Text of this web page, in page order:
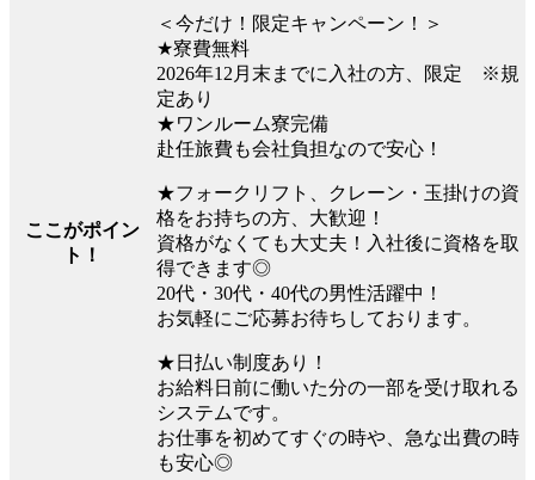
ここがポイン
ト！
＜今だけ！限定キャンペーン！＞
★寮費無料
2026年12月末までに入社の方、限定 ※規
定あり
★ワンルーム寮完備
赴任旅費も会社負担なので安心！
★フォークリフト、クレーン・玉掛けの資
格をお持ちの方、大歓迎！
資格がなくても大丈夫！入社後に資格を取
得できます◎
20代・30代・40代の男性活躍中！
お気軽にご応募お待ちしております。
★日払い制度あり！
お給料日前に働いた分の一部を受け取れる
システムです。
お仕事を初めてすぐの時や、急な出費の時
も安心◎